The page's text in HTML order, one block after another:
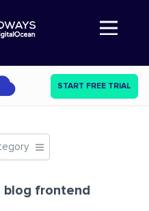
Abre a navegação
START FREE TRIAL
blog frontend